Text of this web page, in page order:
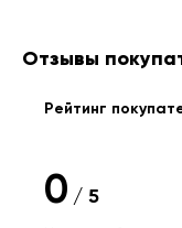
Отзывы
Рейтинг
0 / 5